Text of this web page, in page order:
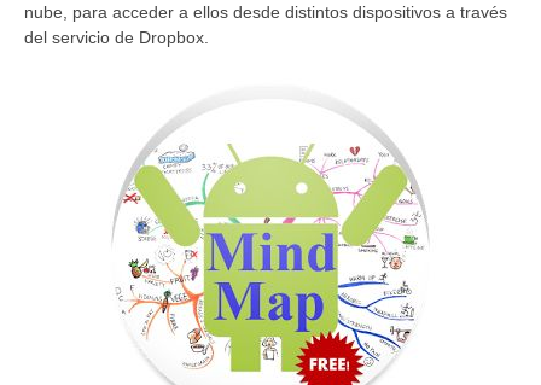
nube, para acceder a ellos desde distintos dispositivos a través
del servicio de Dropbox.